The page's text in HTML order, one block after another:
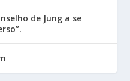
de Jung a se